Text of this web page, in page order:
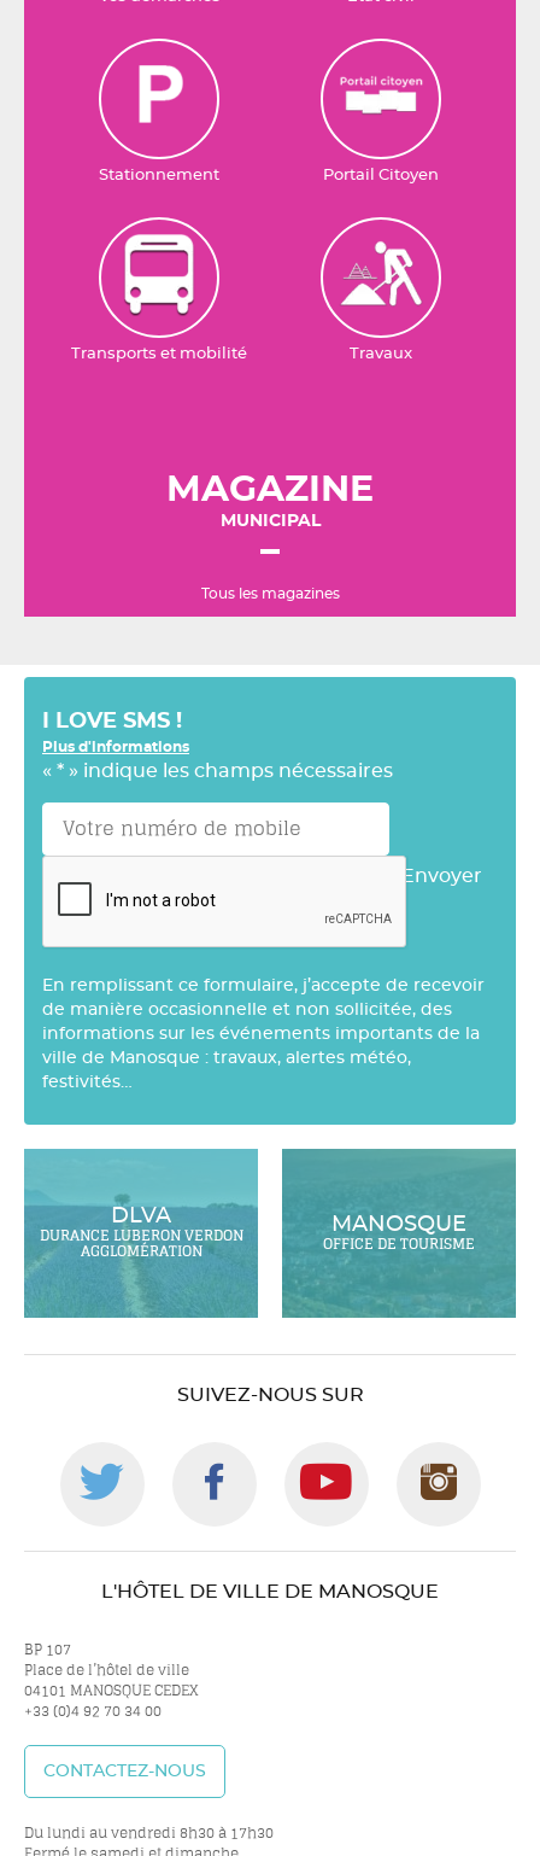
Stationnement Portail Citoyen
Transports et mobilité Travaux
MAGAZINE
MUNICIPAL
Tous les magazines
I LOVE SMS !
Plus d'informations
« * » indique les champs nécessaires
Envoyer
En remplissant ce formulaire, j’accepte de recevoir
de manière occasionnelle et non sollicitée, des
informations sur les événements importants de la
ville de Manosque : travaux, alertes météo,
festivités…
DLVA
DURANCE LUBERON VERDON
AGGLOMÉRATION
MANOSQUE
OFFICE DE TOURISME
SUIVEZ-NOUS SUR
Suivez-
nous
sur
twitter
Suivez-
nous
facebook
Suivez-
nous
L'HÔTEL DE VILLE DE MANOSQUE
BP 107
Place de l’hôtel de ville
04101 MANOSQUE CEDEX
+33 (0)4 92 70 34 00
CONTACTEZ-NOUS
Du lundi au vendredi 8h30 à 17h30